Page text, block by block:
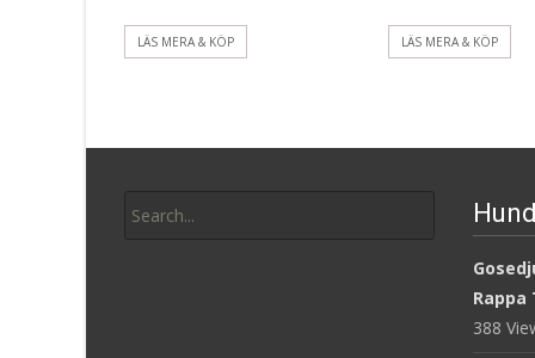
LÄS MERA & KÖP LÄS MERA & KÖP
for:
Rappa
388